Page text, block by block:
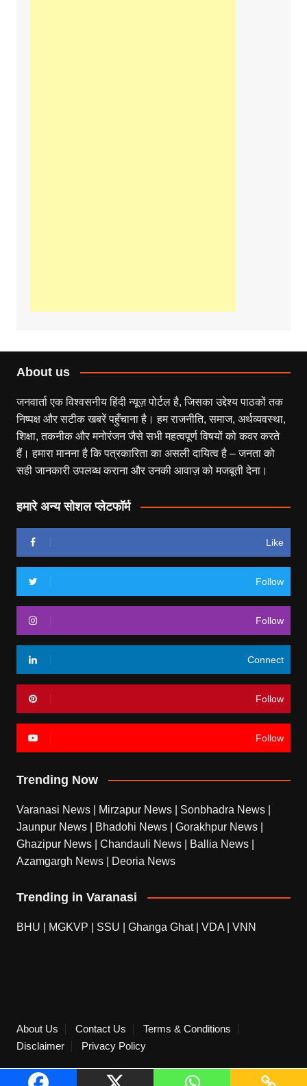
About us
जनवार्ता एक विश्वसनीय हिंदी न्यूज़ पोर्टल है, जिसका उद्देश्य पाठकों तक
निष्पक्ष और सटीक खबरें पहुँचाना है। हम राजनीति, समाज, अर्थव्यवस्था,
शिक्षा, तकनीक और मनोरंजन जैसे सभी महत्वपूर्ण विषयों को कवर करते
हैं। हमारा मानना है कि पत्रकारिता का असली दायित्व है – जनता को
सही जानकारी उपलब्ध कराना और उनकी आवाज़ को मजबूती देना।
हमारे अन्य सोशल प्लेटफॉर्म
Like
Follow
Follow
Connect
Follow
Follow
Trending Now
Varanasi News Mirzapur News Sonbhadra News
Jaunpur News
Bhadohi News Gorakhpur News
Ghazipur News
Chandauli News Ballia News
Azamgargh News
Deoria News
Trending in Varanasi
BHU MGKVP SSU Ghanga Ghat| VDA VNN
About Us Contact Us
Terms & Conditions
Disclaimer
Privacy Policy